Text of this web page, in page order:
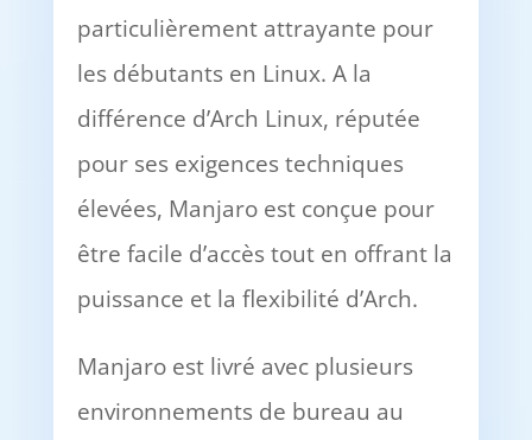
particulièrement attrayante pour
les débutants en Linux. A la
différence d’Arch Linux, réputée
pour ses exigences techniques
élevées, Manjaro est conçue pour
être facile d’accès tout en offrant la
puissance et la flexibilité d’Arch.
Manjaro est livré avec plusieurs
environnements de bureau au